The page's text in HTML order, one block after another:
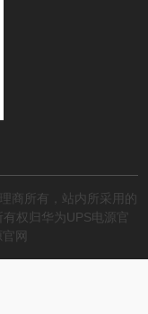
商所有，站内所采用的
权归华为UPS电源官
网